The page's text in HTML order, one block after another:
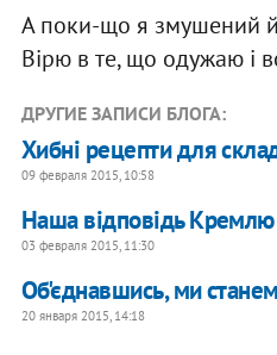
А поки-що я змушений
Вірю в те, що одужаю і
ДРУГИЕ ЗАПИСИ БЛОГА:
Хибні рецепти для
09 февраля 2015, 10:58
Наша відповідь Кремлю
03 февраля 2015, 11:30
Об'єднавшись, ми
20 января 2015, 14:18